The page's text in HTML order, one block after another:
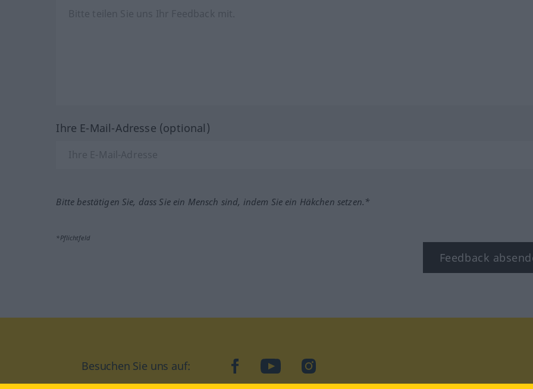
Ihre E-Mail-Adresse (optional)
Bitte bestätigen Sie, dass Sie ein Mensch sind, indem Sie ein Häkchen setzen.*
*Pflichtfeld
Feedback
Besuchen Sie uns auf: facebookYouTubeInstagram